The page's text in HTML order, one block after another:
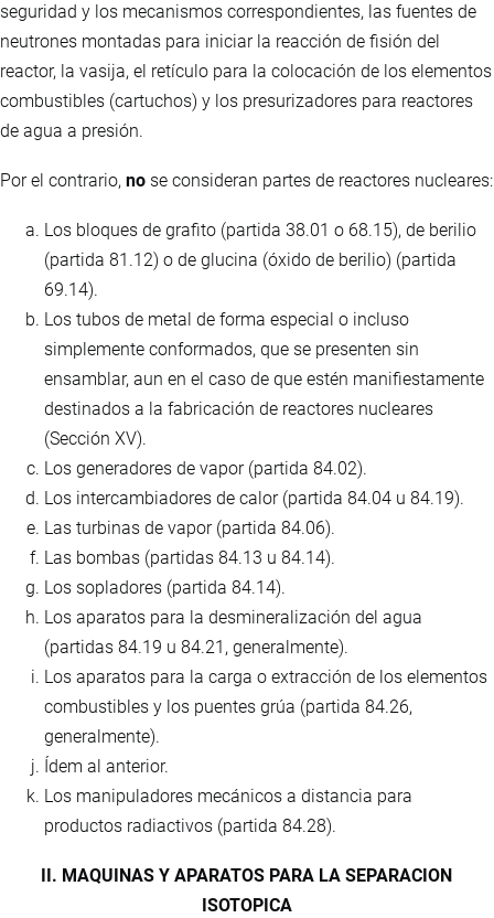
seguridad y los mecanismos correspondientes, las fuentes de
neutrones montadas para iniciar la reacción de fisión del
reactor, la vasija, el retículo para la colocación de los elementos
combustibles (cartuchos) y los presurizadores para reactores
de agua a presión.
Por el contrario, no se consideran partes de reactores nucleares:
Los bloques de grafito (partida 38.01 o 68.15), de berilio
(partida 81.12) o de glucina (óxido de berilio) (partida
69.14).
Los tubos de metal de forma especial o incluso
simplemente conformados, que se presenten sin
ensamblar, aun en el caso de que estén manifiestamente
destinados a la fabricación de reactores nucleares
(Sección XV).
Los generadores de vapor (partida 84.02).
Los intercambiadores de calor (partida 84.04 u 84.19).
Las turbinas de vapor (partida 84.06).
Las bombas (partidas 84.13 u 84.14).
Los sopladores (partida 84.14).
Los aparatos para la desmineralización del agua
(partidas 84.19 u 84.21, generalmente).
Los aparatos para la carga o extracción de los elementos
combustibles y los puentes grúa (partida 84.26,
generalmente).
Ídem al anterior.
Los manipuladores mecánicos a distancia para
productos radiactivos (partida 84.28).
II. MAQUINAS Y APARATOS PARA LA SEPARACION
ISOTOPICA